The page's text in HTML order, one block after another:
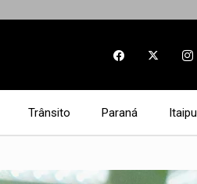
Trânsito Paraná Itaipu